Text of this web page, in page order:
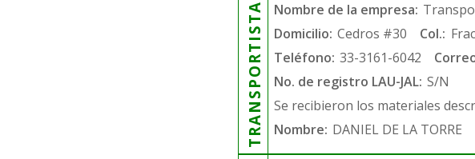
TRANSPORTISTA Nombre de la empresa:
Domicilio: Cedros #30 Col.:
Teléfono: 33-3161-6042
No. de registro LAU-JAL: S/N
Se recibieron los materiales
Nombre: DANIEL DE LA TORRE